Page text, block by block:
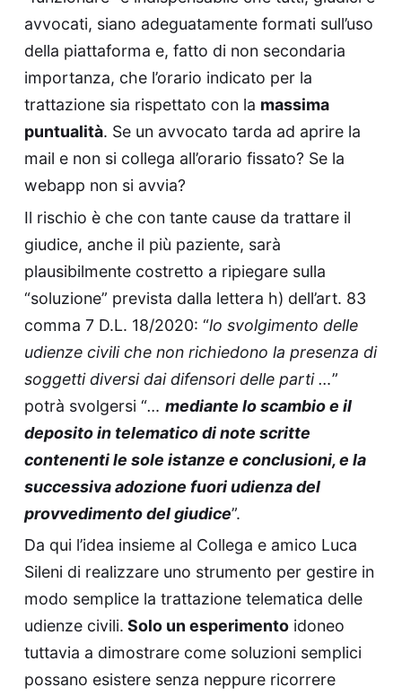
avvocati, siano adeguatamente formati sull’uso
della piattaforma e, fatto di non secondaria
importanza, che l’orario indicato per la
trattazione sia rispettato con la massima
puntualità. Se un avvocato tarda ad aprire la
mail e non si collega all’orario fissato? Se la
webapp non si avvia?
Il rischio è che con tante cause da trattare il
giudice, anche il più paziente, sarà
plausibilmente costretto a ripiegare sulla
“soluzione” prevista dalla lettera h) dell’art. 83
comma 7 D.L. 18/2020: “lo svolgimento delle
udienze civili che non richiedono la presenza di
soggetti diversi dai difensori delle parti …”
potrà svolgersi “… mediante lo scambio e il
deposito in telematico di note scritte
contenenti le sole istanze e conclusioni, e la
successiva adozione fuori udienza del
provvedimento del giudice”.
Da qui l’idea insieme al Collega e amico Luca
Sileni di realizzare uno strumento per gestire in
modo semplice la trattazione telematica delle
udienze civili. Solo un esperimentoidoneo
tuttavia a dimostrare come soluzioni semplici
possano esistere senza neppure ricorrere